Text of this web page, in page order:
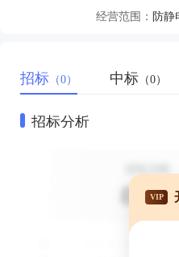
经营范围：
招标 （0） 中标 （0）
招标分析
VIP